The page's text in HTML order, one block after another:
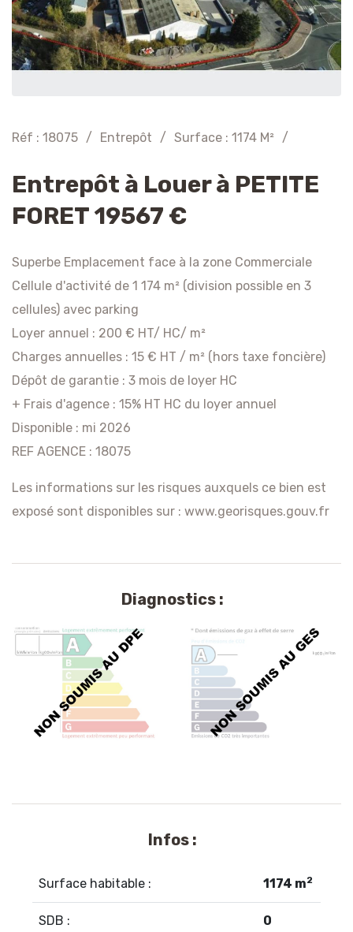
Réf : 18075 / Entrepôt / Surface : 1174 M² /
Entrepôt à Louer à PETITE
FORET 19567 €
Superbe Emplacement face à la zone Commerciale
Cellule d'activité de 1 174 m² (division possible en 3
cellules) avec parking
Loyer annuel : 200 € HT/ HC/ m²
Charges annuelles : 15 € HT / m² (hors taxe foncière)
Dépôt de garantie : 3 mois de loyer HC
+ Frais d'agence : 15% HT HC du loyer annuel
Disponible : mi 2026
REF AGENCE : 18075
Les informations sur les risques auxquels ce bien est
exposé sont disponibles sur : www.georisques.gouv.fr
Diagnostics :
Infos :
Surface habitable : 1174 m2
SDB : 0